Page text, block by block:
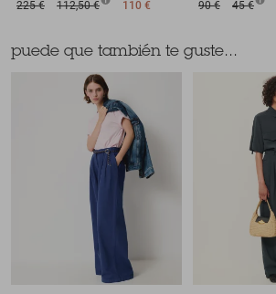
225 €
112,50 € 110 €
90 €
45 €
puede que también te guste...